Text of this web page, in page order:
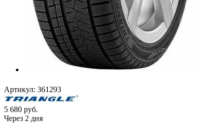
Артикул: 361293
5 680 руб.
Через 2 дня